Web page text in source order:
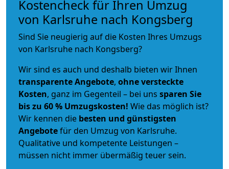
Kostencheck für Ihren Umzug
von Karlsruhe nach Kongsberg
Sind Sie neugierig auf die Kosten Ihres Umzugs
von Karlsruhe nach Kongsberg?
Wir sind es auch und deshalb bieten wir Ihnen
transparente Angebote, ohne versteckte
Kosten, ganz im Gegenteil – bei uns sparen Sie
bis zu 60 % Umzugskosten! Wie das möglich ist?
Wir kennen die besten und günstigsten
Angebotefür den Umzug von Karlsruhe.
Qualitative und kompetente Leistungen –
müssen nicht immer übermäßig teuer sein.